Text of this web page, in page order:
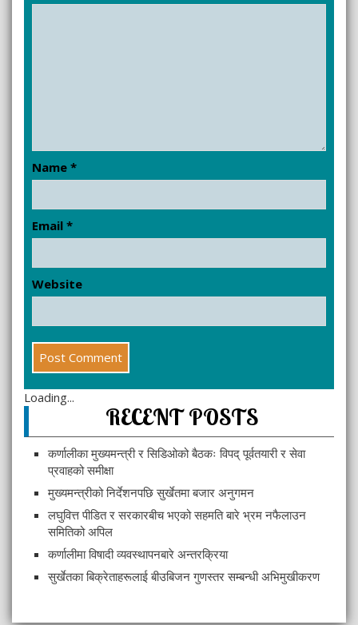
Name *
Email *
Website
Loading...
RECENT POSTS
कर्णालीका मुख्यमन्त्री र सिडिओको बैठकः विपद् पूर्वतयारी र सेवा
प्रवाहको समीक्षा
मुख्यमन्त्रीको निर्देशनपछि सुर्खेतमा बजार अनुगमन
लघुवित्त पीडित र सरकारबीच भएको सहमति बारे भ्रम नफैलाउन
समितिको अपिल
कर्णालीमा विषादी व्यवस्थापनबारे अन्तरक्रिया
सुर्खेतका बिक्रेताहरूलाई बीउबिजन गुणस्तर सम्बन्धी अभिमुखीकरण